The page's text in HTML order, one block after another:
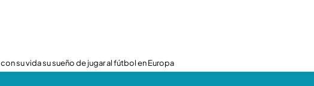
su vida su sueño de jugar al fútbol en Europa